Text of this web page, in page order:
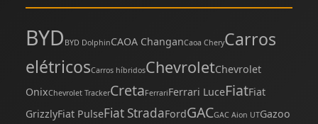
BYD BYD DolphinCAOA ChanganCaoa CheryCarros
elétricosCarros híbridosChevroletChevrolet
OnixChevrolet TrackerCretaFerrariFerrari LuceFiatFiat
GrizzlyFiat PulseFiat StradaFordGACGAC Aion UTGazoo